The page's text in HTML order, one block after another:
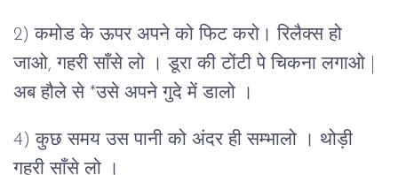
2) कमोड के ऊपर अपने को फिट करो। रिलैक्स हो
जाओ, गहरी साँसे लो । डूरा की टोंटी पे चिकना लगाओ |
अब हौले से *उसे अपने गुदे में डालो ।
4) कुछ समय उस पानी को अंदर ही सम्भालो । थोड़ी
गहरी साँसे लो ।